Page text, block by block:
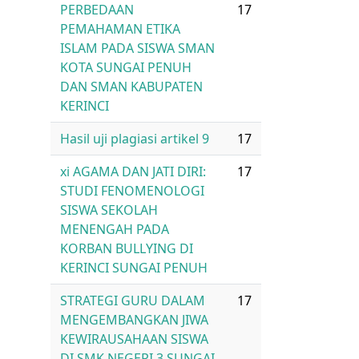
PERBEDAAN
PEMAHAMAN ETIKA
ISLAM PADA SISWA SMAN
KOTA SUNGAI PENUH
DAN SMAN KABUPATEN
KERINCI
17
Hasil uji plagiasi artikel 9
17
xi AGAMA DAN JATI DIRI:
STUDI FENOMENOLOGI
SISWA SEKOLAH
MENENGAH PADA
KORBAN BULLYING DI
KERINCI SUNGAI PENUH
17
STRATEGI GURU DALAM
MENGEMBANGKAN JIWA
KEWIRAUSAHAAN SISWA
17